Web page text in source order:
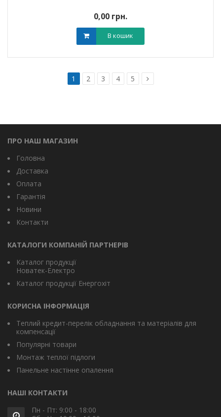
0,00 грн.
В кошик
1 2 3 4 5
ПРО НАШ МАГАЗИН
Головна
Доставка
Оплата
Гарантія
Новини
Контакти
КАТАЛОГИ КОМПАНІЙ ПАРТНЕРІВ
Каталог продукції
Новатек-Електро
Каталог продукції Енергохіт
КОРИСНА ІНФОРМАЦІЯ
Теплий кредит-перелік обладнання та матеріалів для
компенсації
Популярні товари
Монтаж теплої підлоги
Панельне настінне опалення
НАШІ КОНТАКТИ
Пн - Пт: 9:00 - 18:00